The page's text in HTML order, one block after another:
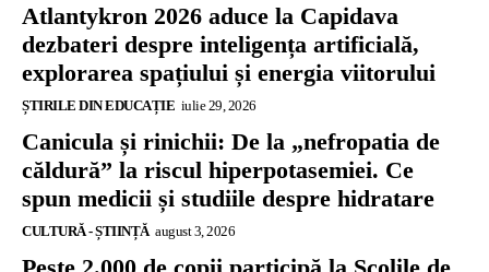
Atlantykron 2026 aduce la Capidava
dezbateri despre inteligența artificială,
explorarea spațiului și energia viitorului
ȘTIRILE DIN EDUCAȚIE iulie 29, 2026
Canicula și rinichii: De la „nefropatia de
căldură” la riscul hiperpotasemiei. Ce
spun medicii și studiile despre hidratare
CULTURĂ - ȘTIINȚĂ august 3, 2026